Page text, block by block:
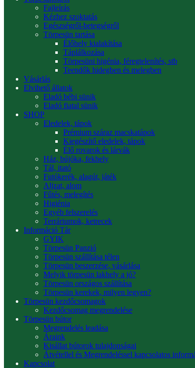
Fajleírás
Kézhez szoktatás
Egészségről-betegségről
Törpesün tartása
Élőhely kialakítása
Táplálkozása
Törpesüni higénia, féregtelenítés, stb
Teendők hidegben és melegben
Vásárlás
Elvihető állatok
Eladó bébi sünik
Eladó fiatal sünik
SHOP
Eledelek, tápok
Prémium száraz macskatápok
Kiegészítő eledelek, tápok
Élő rovarok és lárvák
Ház, bújóka, fekhely
Tál, itató
Futókerék, alagút, játék
Aljzat, alom
Fűtés, melegítés
Higiénia
Egyéb felszerelés
Terráriumok, ketrecek
Információ Tár
GYIK
Törpesün Panzió
Törpesün szállítása télen
Törpesün beszerzése, vásárlása
Melyik törpesün lakhely a jó?
Törpesün országos szállítása
Törpesün kerekek, milyen legyen?
Törpesün kezdőcsomagok
Kezdőcsomag megrendelése
Törpesün bútor
Megrendelés leadása
Áraink
Kisállat bútorok tulajdonságai
Átvétellel és Megrendeléssel kapcsolatos
Kapcsolat